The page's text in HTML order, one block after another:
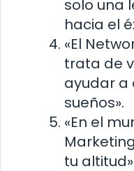
solo una
hacia el
«El
trata de
ayudar a
sueños».
«En el
tu